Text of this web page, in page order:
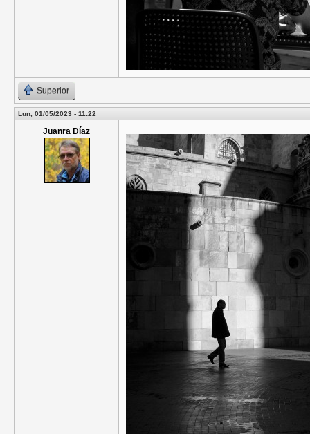
Superior
Lun, 01/05/2023 - 11:22
Juanra Díaz